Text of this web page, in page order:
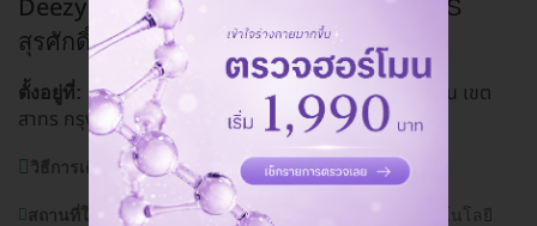
Deezy Dental Home สาขาเซนต์หลุยส์
BTS
สุรศักดิ์
ตั้งอยู่ที่: 144, 146 ซ. จันทน์ 18/7 แยก 6 แขวงทุ่งวันดอน เขต
สาทร กรุงเทพมหานคร 10120
ดูแผนที่คลินิก
วิธีการเดินทาง:BTS สุรศักดิ์
สถานที่ใกล้
เซ็นทรัลพลาซาพระราม 3, มหาวิทยาลัยเทคโนโลยี